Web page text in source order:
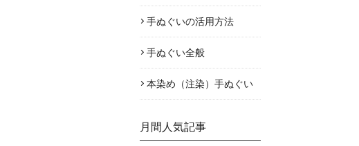
手ぬぐいの活用方法
手ぬぐい全般
本染め（注染）手ぬぐい
月間人気記事